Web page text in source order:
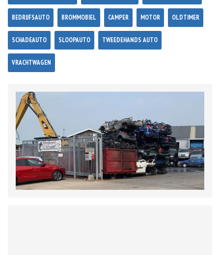
BEDRIJFSAUTO BROMMOBIEL CAMPER MOTOR OLDTIMER
SCHADEAUTO SLOOPAUTO TWEEDEHANDS AUTO
VRACHTWAGEN